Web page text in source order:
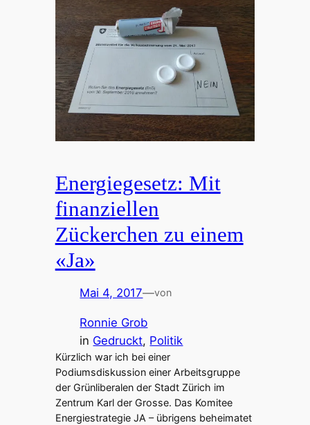
Energiegesetz: Mit
finanziellen
Zückerchen zu einem
«Ja»
Mai 4, 2017—von
Ronnie Grob
in Gedruckt, Politik
Kürzlich war ich bei einer
Podiumsdiskussion einer Arbeitsgruppe
der Grünliberalen der Stadt Zürich im
Zentrum Karl der Grosse. Das Komitee
Energiestrategie JA – übrigens beheimatet